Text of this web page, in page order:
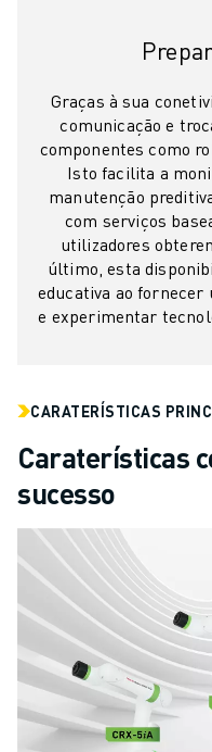
MANIPULAÇÃO DE MATERIAIS
PALETIZAÇÃO
SOLDADURA POR PONTOS
VISÃO E INSPEÇÃO
CORTE A FIO EDM
ESTUDOS DE CASO
SERVIÇO AO CLIENTE
ATENDIMENTO AO CLIENTE
FANUC PLANS
CAMPO & MANUTENÇÃO
REMANUFACTURAÇÃO
E-STORE
CENTRO DE DOWNLOADS »
FORMAÇÃO & EDUCAÇÃO
FANUC ACADEMY
SOLUÇÕES PARA INDÚSTRIAS
SOLUÇÕES PARA SECTOR
WORLDSKILLS & JOVENS
EVENTOS EDUCATIVOS
NOTÍCIAS
NOTÍCIAS
Graças à sua
comunicação e
componentes como
Isto facilita a
manutenção
com serviços
utilizadores
último, esta
educativa ao
e experimentar
CARATERÍSTICAS
Caraterísticas
sucesso